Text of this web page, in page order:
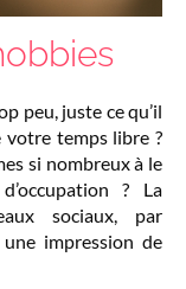
peu, juste ce qu’il
temps libre ?
si nombreux à le
? La
sociaux, par
impression de